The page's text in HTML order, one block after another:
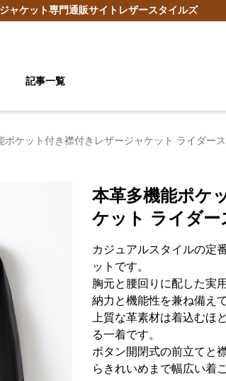
ャケット専門通販サイト レザースタイルズ
記事一覧
ポケット付き襟付きレザージャケット ライダース
本革多機能ポケ
ケット ライダー
カジュアルスタイルの定
ットです。
胸元と腰回りに配した実
納力と機能性を兼ね備え
上質な革素材は着込むほ
る一着です。
ボタン開閉式の前立てと
らきれいめまで幅広い着